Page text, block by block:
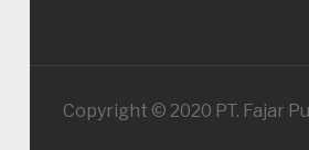
Copyright © 2020 PT. Fajar